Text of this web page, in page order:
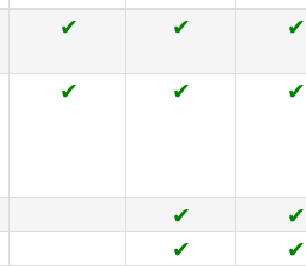
✔ ✔ ✔
✔ ✔ ✔
✔
✔
✔
✔